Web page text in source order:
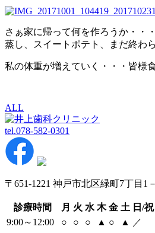
さぁ家に帰って何を作ろうか・・
蒸し、スイートポテト、まだ終わ
私の体重が増えていく・・・皆様
ALL
tel.078-582-0301
〒651-1221 神戸市北区緑町7丁目1
診療時間 月 火 水 木 金 土 日/祝
9:00～12:00
○ ○ ○ ▲ ○ ▲
／